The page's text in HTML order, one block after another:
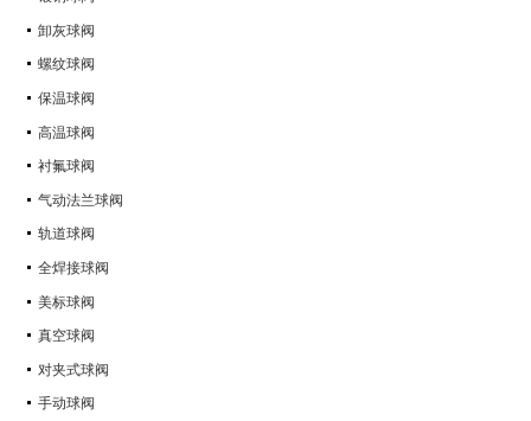
卸灰球阀
螺纹球阀
保温球阀
高温球阀
衬氟球阀
气动法兰球阀
轨道球阀
全焊接球阀
美标球阀
真空球阀
对夹式球阀
手动球阀